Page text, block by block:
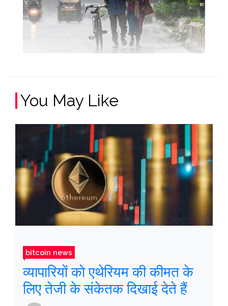
You May Like
bitcoin news
व्यापारियों को एथेरियम की कीमत के
लिए तेजी के संकेतक दिखाई देते हैं